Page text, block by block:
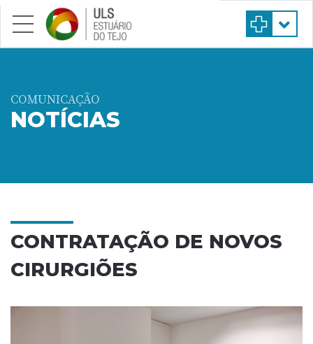
Saltar para conteúdo principal
COMUNICAÇÃO
NOTÍCIAS
CONTRATAÇÃO DE NOVOS
CIRURGIÕES